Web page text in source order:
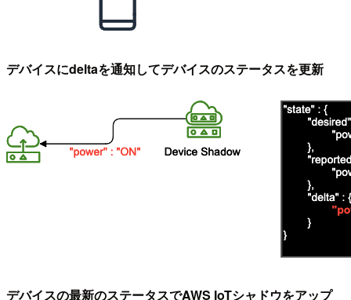
デバイスにdeltaを通知してデバイスのステータスを更新
デバイスの最新のステータスでAWS IoTシャドウをアップ